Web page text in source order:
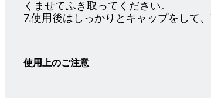
くませてふき取ってください。
7.使用後はしっかりとキャップをして
使用上のご注意